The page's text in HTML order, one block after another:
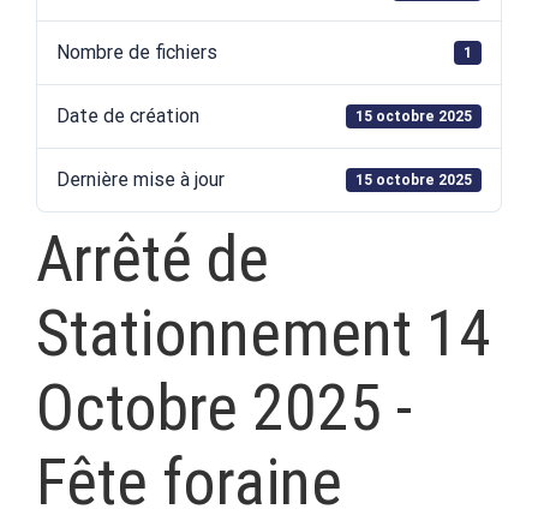
Nombre de fichiers 1
Date de création 15 octobre 2025
Dernière mise à jour 15 octobre 2025
Arrêté de
Stationnement 14
Octobre 2025 -
Fête foraine